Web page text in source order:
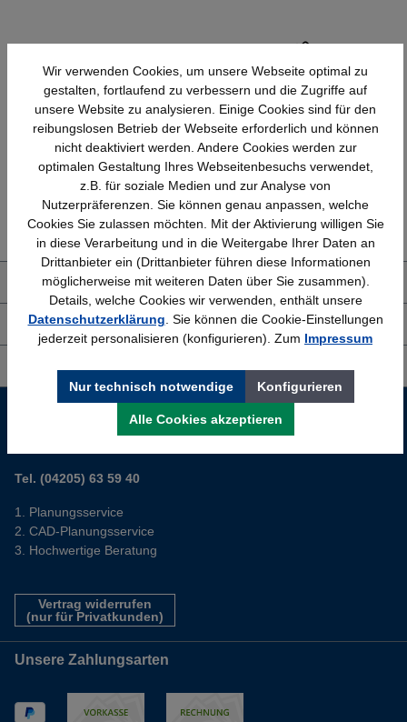
Schnelle Lieferung Topmarken
Erfahrung
Bewährt seit 1958
Kostenlose Beratung
(04205) 635940
Über uns
Shop Service
Informationen
Tel. (04205) 63 59 40
Planungsservice
CAD-Planungsservice
Hochwertige Beratung
Vertrag widerrufen
(nur für Privatkunden)
Unsere Zahlungsarten
Wir verwenden Cookies, um unsere Webseite optimal zu
gestalten, fortlaufend zu verbessern und die Zugriffe auf
unsere Website zu analysieren. Einige Cookies sind für den
reibungslosen Betrieb der Webseite erforderlich und können
nicht deaktiviert werden. Andere Cookies werden zur
optimalen Gestaltung Ihres Webseitenbesuchs verwendet,
z.B. für soziale Medien und zur Analyse von
Nutzerpräferenzen. Sie können genau anpassen, welche
Cookies Sie zulassen möchten. Mit der Aktivierung willigen Sie
in diese Verarbeitung und in die Weitergabe Ihrer Daten an
Drittanbieter ein (Drittanbieter führen diese Informationen
möglicherweise mit weiteren Daten über Sie zusammen).
Details, welche Cookies wir verwenden, enthält unsere
Datenschutzerklärung . Sie können die Cookie-Einstellungen
jederzeit personalisieren (konfigurieren). Zum Impressum
Nur technisch notwendige Konfigurieren
Alle Cookies akzeptieren